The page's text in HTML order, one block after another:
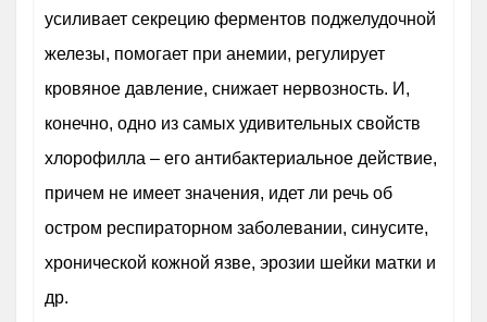
усиливает секрецию ферментов поджелудочной
железы, помогает при анемии, регулирует
кровяное давление, снижает нервозность. И,
конечно, одно из самых удивительных свойств
хлорофилла – его антибактериальное действие,
причем не имеет значения, идет ли речь об
остром респираторном заболевании, синусите,
хронической кожной язве, эрозии шейки матки и
др.